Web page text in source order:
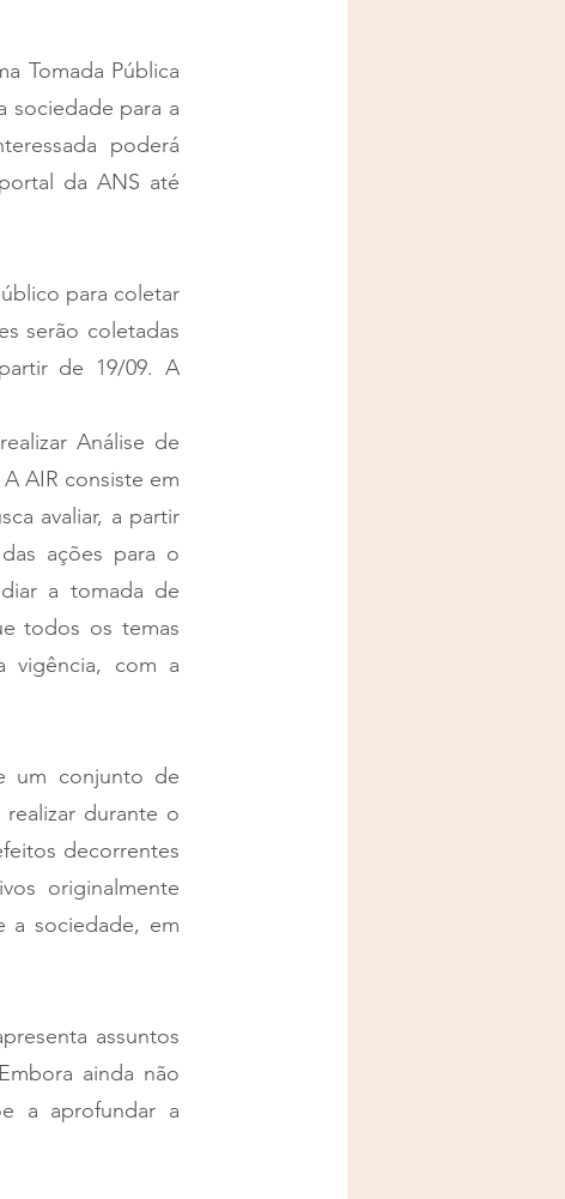
Tomada Pública
sociedade para a
poderá
da ANS até
para coletar
serão coletadas
de 19/09. A
Análise de
AIR consiste em
avaliar, a partir
ações para o
a tomada de
todos os temas
vigência, com a
um conjunto de
durante o
decorrentes
originalmente
a sociedade, em
assuntos
ainda não
a aprofundar a